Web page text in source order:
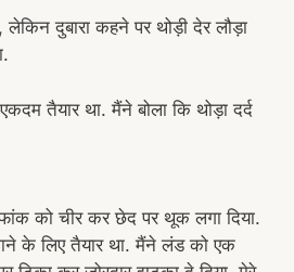
दुबारा कहने पर थोड़ी देर लौड़ा
तैयार था. मैंने बोला कि थोड़ा दर्द
को चीर कर छेद पर थूक लगा दिया.
के लिए तैयार था. मैंने लंड को एक